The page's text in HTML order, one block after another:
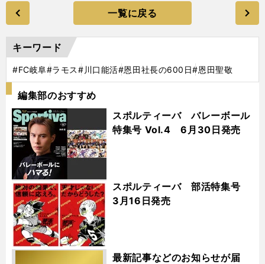
一覧に戻る
キーワード
#FC岐阜#ラモス#川口能活#恩田社長の600日#恩田聖敬
編集部のおすすめ
スポルティーバ バレーボール
特集号 Vol.4 6月30日発売
スポルティーバ 部活特集号
3月16日発売
最新記事などのお知らせが届